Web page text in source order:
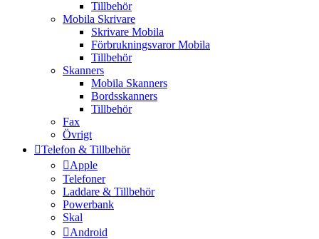
Tillbehör
Mobila Skrivare
Skrivare Mobila
Förbrukningsvaror Mobila
Tillbehör
Skanners
Mobila Skanners
Bordsskanners
Tillbehör
Fax
Övrigt
Telefon & Tillbehör
Apple
Telefoner
Laddare & Tillbehör
Powerbank
Skal
Android